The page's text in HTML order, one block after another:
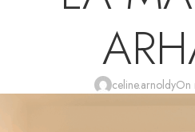
celine.arnoldyOn